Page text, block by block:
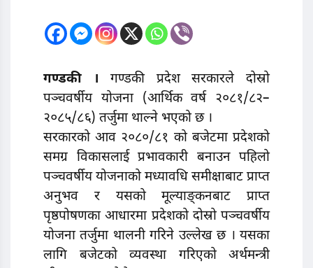
गण्डकी । गण्डकी प्रदेश सरकारले दोस्रो
पञ्चवर्षीय योजना (आर्थिक वर्ष २०८१/८२–
२०८५/८६) तर्जुमा थाल्ने भएको छ ।
सरकारको आव २०८०/८१ को बजेटमा प्रदेशको
समग्र विकासलाई प्रभावकारी बनाउन पहिलो
पञ्चवर्षीय योजनाको मध्यावधि समीक्षाबाट प्राप्त
अनुभव र यसको मूल्याङ्कनबाट प्राप्त
पृष्ठपोषणका आधारमा प्रदेशको दोस्रो पञ्चवर्षीय
योजना तर्जुमा थालनी गरिने उल्लेख छ । यसका
लागि बजेटको व्यवस्था गरिएको अर्थमन्त्री